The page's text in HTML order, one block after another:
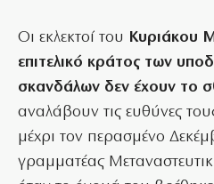
Οι εκλεκτοί του Κυριάκου
επιτελικό κράτος των
σκανδάλων δεν έχουν το
αναλάβουν τις ευθύνες
μέχρι τον περασμένο
γραμματέας